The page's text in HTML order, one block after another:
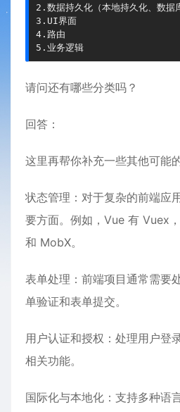
2.数据持久化（本地持久化、数据
3.UI界面
4.路由
5.业务逻辑
请问还有哪些分类吗？
回答：
这里再帮你补充一些其他可能
状态管理：对于复杂的前端应
要方面。例如，Vue 有 Vuex
和 MobX。
表单处理：前端项目通常需要
单验证和表单提交。
用户认证和授权：处理用户登
相关功能。
国际化与本地化：支持多种语